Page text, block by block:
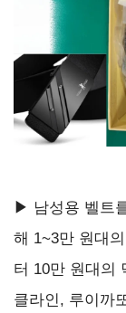
▶ 남성용 벨트
해 1~3만 원대
터 10만 원대의
클라인, 루이까